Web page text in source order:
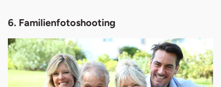
6. Familienfotoshooting